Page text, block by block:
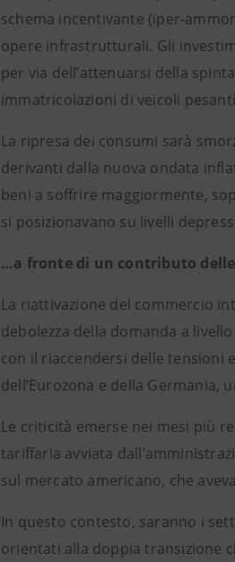
schema incentivante (iper-
opere infrastrutturali. Gli
per via dell’attenuarsi della
immatricolazioni di veicoli
La ripresa dei consumi sarà
derivanti dalla nuova ondata
beni a soffrire maggiormente,
si posizionavano su livelli
…a fronte di un contributo
La riattivazione del commercio
debolezza della domanda a
con il riaccendersi delle tensioni
dell’Eurozona e della
Le criticità emerse nei mesi più
tariffaria avviata
sul mercato americano, che
In questo contesto, saranno i
orientati alla doppia transizione